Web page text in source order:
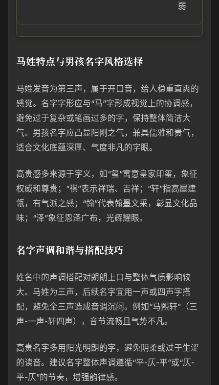
弱
马姓特点与男孩名字风格选择
马姓发音为第三声，属于开口音，给人稳重直爽的
感觉。名字字形应与“马”字形成视觉上的协调感，
避免过于复杂或笔画过多的字，保持整体简洁大
气。男孩名字应凸显阳刚之气，兼具儒雅和贵气，
适合文化底蕴深厚、气度非凡的字眼。
高贵感多来源于字义，如“玺”寓意皇家印玺，象征
权威和尊贵；“祺”表示祥瑞、吉祥；“轩”指高屋建
瓴，有气派之感；“翰”代表翰墨文采，彰显文化品
味；“泽”象征恩泽广布，光辉耀眼。
名字声调和谐与搭配技巧
姓名中的声调搭配对朗朗上口与整体气质影响较
大。马姓为三声，后续名字宜用一声或四声字搭
配，避免全三声造成音调沉闷。例如“马熙轩”（三
声-一声-轩四声），音节流畅且气势不凡。
高贵名字多用阳光明朗的字，避免阴柔或过于生涩
的读音。建议名字整体声调遵循“平-仄-平”或“仄-
平-仄”的节奏，增强韵律感。